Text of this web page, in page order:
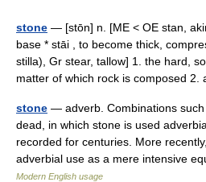
stone — [stōn] n. [ME < OE stan,
base * stāi , to become thick,
stilla), Gr stear, tallow] 1. the hard,
matter of which rock is composed
stone — adverb. Combinations
dead, in which stone is used
recorded for centuries. More
adverbial use as a mere intensive
Modern English usage